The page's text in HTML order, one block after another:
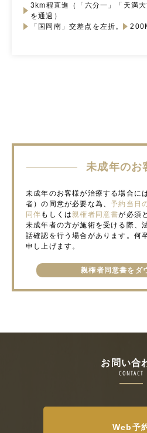
3km程直進（「六分一」「天満
を通過）
「国岡南」交差点を左折。
未成年のお
未成年のお客様が治療する場合に
者）の同意が必要な為、予約当日
同伴 もしくは親権者同意書が必須
未成年者の方が施術を受ける際、
話確認を行う場合があります。何
申し上げます。
親権者同意書をダ
お問い合
CONTACT
Web予